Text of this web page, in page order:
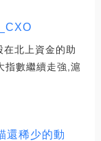
北上資金的助
指數繼續走強,滬
還稀少的動